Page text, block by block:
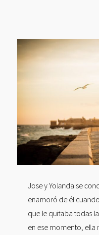
Jose y Yolanda se
enamoró de él
que le quitaba todas
en ese momento, ella